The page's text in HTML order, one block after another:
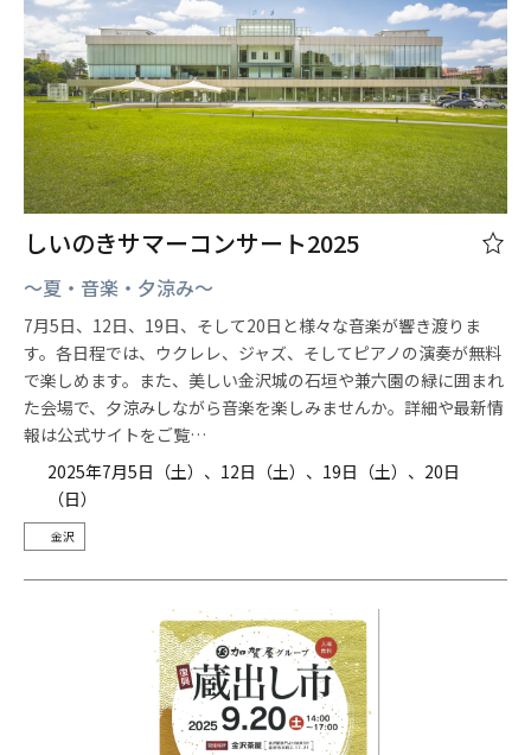
しいのきサマーコンサート2025
～夏・音楽・夕涼み～
7月5日、12日、19日、そして20日と様々な音楽が響き渡りま
す。各日程では、ウクレレ、ジャズ、そしてピアノの演奏が無料
で楽しめます。また、美しい金沢城の石垣や兼六園の緑に囲まれ
た会場で、夕涼みしながら音楽を楽しみませんか。詳細や最新情
報は公式サイトをご覧…
2025年7月5日（土）、12日（土）、19日（土）、20日
（日）
金沢